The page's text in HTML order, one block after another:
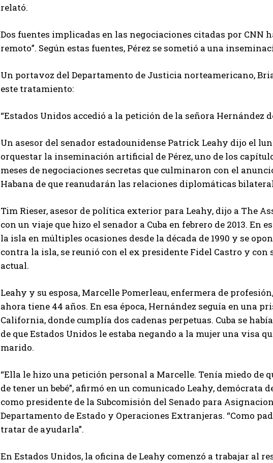
relató.
Dos fuentes implicadas en las negociaciones citadas por CNN
remoto”. Según estas fuentes, Pérez se sometió a una
Un portavoz del Departamento de Justicia norteamericano,
este tratamiento:
“Estados Unidos accedió a la petición de la señora Hernández
Un asesor del senador estadounidense Patrick Leahy dijo el
orquestar la inseminación artificial de Pérez, uno de los
meses de negociaciones secretas que culminaron con el
Habana de que reanudarán las relaciones diplomáticas
Tim Rieser, asesor de política exterior para Leahy, dijo a The
con un viaje que hizo el senador a Cuba en febrero de 2013. En
la isla en múltiples ocasiones desde la década de 1990 y se
contra la isla, se reunió con el ex presidente Fidel Castro y
actual.
Leahy y su esposa, Marcelle Pomerleau, enfermera de
ahora tiene 44 años. En esa época, Hernández seguía en una
California, donde cumplía dos cadenas perpetuas. Cuba se
de que Estados Unidos le estaba negando a la mujer una visa
marido.
“Ella le hizo una petición personal a Marcelle. Tenía miedo de
de tener un bebé”, afirmó en un comunicado Leahy, demócrata
como presidente de la Subcomisión del Senado para
Departamento de Estado y Operaciones Extranjeras. “Como
tratar de ayudarla”.
En Estados Unidos, la oficina de Leahy comenzó a trabajar al